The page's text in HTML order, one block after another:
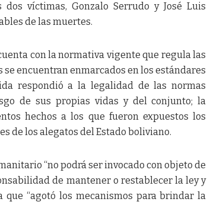
víctimas, Gonzalo Serrudo y José Luis
de las muertes.
con la normativa vigente que regula las
encuentran enmarcados en los estándares
respondió a la legalidad de las normas
de sus propias vidas y del conjunto; la
hechos a los que fueron expuestos los
de los alegatos del Estado boliviano.
“no podrá ser invocado con objeto de
de mantener o restablecer la ley y
que “agotó los mecanismos para brindar la